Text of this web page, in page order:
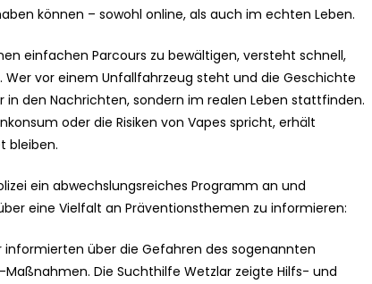
können – sowohl online, als auch im echten Leben.
einfachen Parcours zu bewältigen, versteht schnell,
vor einem Unfallfahrzeug steht und die Geschichte
den Nachrichten, sondern im realen Leben stattfinden.
oder die Risiken von Vapes spricht, erhält
bleiben.
ein abwechslungsreiches Programm an und
eine Vielfalt an Präventionsthemen zu informieren:
über die Gefahren des sogenannten
Die Suchthilfe Wetzlar zeigte Hilfs- und